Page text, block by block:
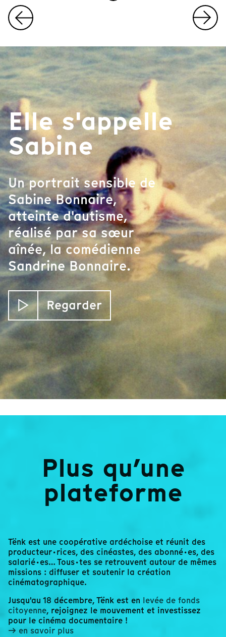
t
m
1
o
f
4
Elle s'appelle
Sabine
Un portrait sensible de
Sabine Bonnaire,
atteinte d'autisme,
réalisé par sa sœur
aînée, la comédienne
Sandrine Bonnaire.
Regarder
Plus qu’une
plateforme
Tënk est une coopérative ardéchoise et réunit des
producteur·rices, des cinéastes, des abonné·es, des
salarié·es… Tous·tes se retrouvent autour de mêmes
missions : diffuser et soutenir la création
cinématographique.
Jusqu'au 18 décembre, Tënk est en levée de fonds
citoyenne, rejoignez le mouvement et investissez
pour le cinéma documentaire !
→ en savoir plus